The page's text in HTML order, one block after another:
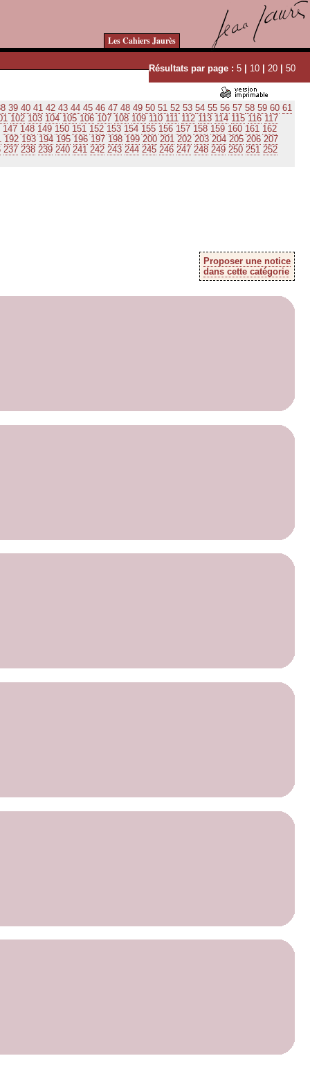
Les Cahiers Jaurès
Résultats par page : 5 | 10 | 20 | 50
39 40 41 42 43 44 45 46 47 48 49 50 51 52 53 54 55 56 57 58 59 60 61
102 103 104 105 106 107 108 109 110 111 112 113 114 115 116 117
147 148 149 150 151 152 153 154 155 156 157 158 159 160 161 162
192 193 194 195 196 197 198 199 200 201 202 203 204 205 206 207
237 238 239 240 241 242 243 244 245 246 247 248 249 250 251 252
Proposer une notice
dans cette catégorie